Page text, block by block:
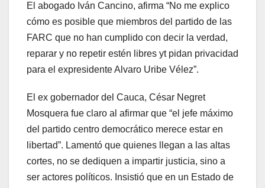
El abogado Iván Cancino, afirma “No me explico
cómo es posible que miembros del partido de las
FARC que no han cumplido con decir la verdad,
reparar y no repetir estén libres yt pidan privacidad
para el expresidente Alvaro Uribe Vélez”.
El ex gobernador del Cauca, César Negret
Mosquera fue claro al afirmar que “el jefe máximo
del partido centro democrático merece estar en
libertad”. Lamentó que quienes llegan a las altas
cortes, no se dediquen a impartir justicia, sino a
ser actores políticos. Insistió que en un Estado de